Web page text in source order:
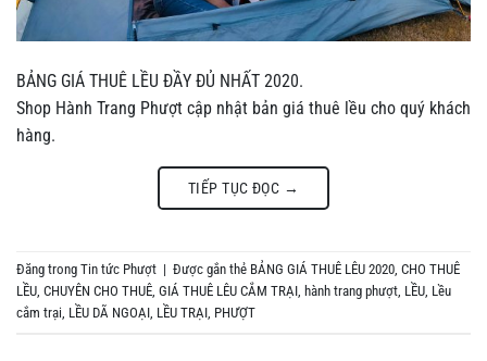
BẢNG GIÁ THUÊ LỀU ĐẦY ĐỦ NHẤT 2020.
Shop Hành Trang Phượt cập nhật bản giá thuê lều cho quý khách
hàng.
TIẾP TỤC ĐỌC →
Đăng trong Tin tức Phượt | Được gắn thẻ BẢNG GIÁ THUÊ LÊU 2020, CHO THUÊ
LỀU, CHUYÊN CHO THUÊ, GIÁ THUÊ LÊU CẮM TRẠI, hành trang phượt, LỀU, Lều
cắm trại, LỀU DÃ NGOẠI, LỀU TRẠI, PHƯỢT